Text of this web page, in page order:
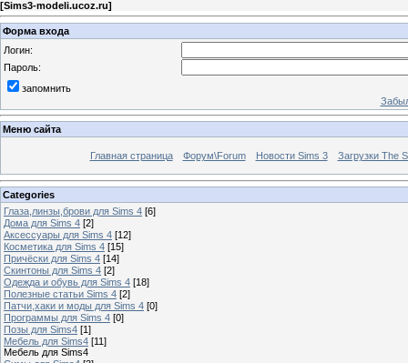
[Sims3-modeli.ucoz.ru]
Форма входа
Логин:
Пароль:
запомнить
Меню сайта
Главная страница Форум\Forum Новости Sims 3 Загрузки The
Categories
Глаза,линзы,брови для Sims 4 [6]
Дома для Sims 4 [2]
Аксессуары для Sims 4 [12]
Косметика для Sims 4 [15]
Причёски для Sims 4 [14]
Скинтоны для Sims 4 [2]
Одежда и обувь для Sims 4 [18]
Полезные статьи Sims 4 [2]
Патчи,хаки и моды для Sims 4 [0]
Программы для Sims 4 [0]
Позы для Sims4 [1]
Мебель для Sims4 [11]
Мебель для Sims4